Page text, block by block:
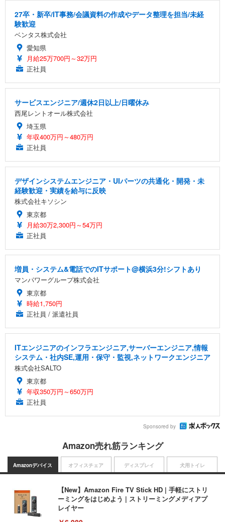
27卒・新卒/IT事務/会議資料の作成やデータ整理を担当/未経
験歓迎
ベンタス株式会社
愛知県
月給25万700円～32万円
正社員
サービスエンジニア/週休2日以上/日曜休み
西尾レントオール株式会社
埼玉県
年収400万円～480万円
正社員
デザインシステムエンジニア・UIパーツの共通化・開発・未
経験歓迎・実績を給与に反映
株式会社キソシン
東京都
月給30万2,300円～54万円
正社員
増員・システム&電話でのITサポート@横浜3分!シフトあり
マンパワーグループ株式会社
東京都
時給1,750円
正社員 / 派遣社員
ITエンジニアのインフラエンジニア,サーバーエンジニア,情報
システム・社内SE,運用・保守・監視,ネットワークエンジニア
株式会社SALTO
東京都
年収350万円～650万円
正社員
Sponsored by
Amazon売れ筋ランキング
Amazonデバイス
【New】Amazon Fire TV Stick HD | 手軽にストリ
ーミングをはじめよう | ストリーミングメディアプ
レイヤー
オフィスチェア ディスプレイ 犬用トイレ